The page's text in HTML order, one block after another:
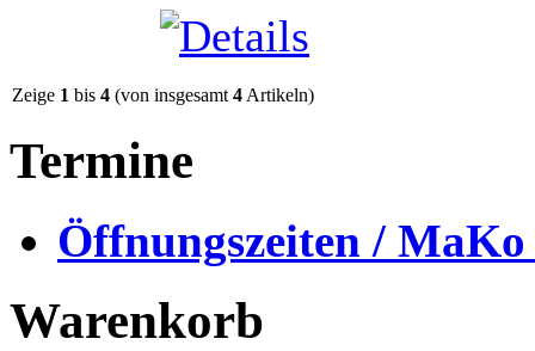
Zeige 1 bis 4 (von insgesamt 4 Artikeln)
Termine
Öffnungszeiten /
Warenkorb